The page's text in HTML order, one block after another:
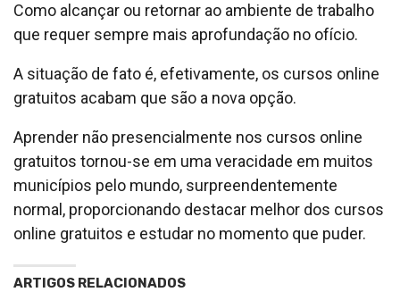
Como alcançar ou retornar ao ambiente de trabalho
que requer sempre mais aprofundação no ofício.
A situação de fato é, efetivamente, os cursos online
gratuitos acabam que são a nova opção.
Aprender não presencialmente nos cursos online
gratuitos tornou-se em uma veracidade em muitos
municípios pelo mundo, surpreendentemente
normal, proporcionando destacar melhor dos cursos
online gratuitos e estudar no momento que puder.
ARTIGOS RELACIONADOS